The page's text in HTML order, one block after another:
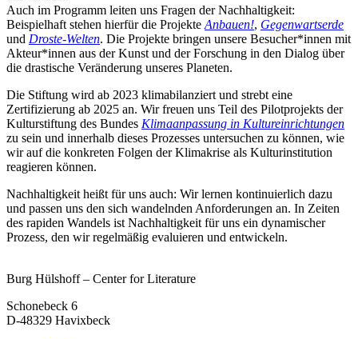
Auch im Programm leiten uns Fragen der Nachhaltigkeit:
Beispielhaft stehen hierfür die Projekte Anbauen!, Gegenwartserde
und Droste-Welten. Die Projekte bringen unsere Besucher*innen mit
Akteur*innen aus der Kunst und der Forschung in den Dialog über
die drastische Veränderung unseres Planeten.
Die Stiftung wird ab 2023 klimabilanziert und strebt eine
Zertifizierung ab 2025 an. Wir freuen uns Teil des Pilotprojekts der
Kulturstiftung des Bundes Klimaanpassung in Kultureinrichtungen
zu sein und innerhalb dieses Prozesses untersuchen zu können, wie
wir auf die konkreten Folgen der Klimakrise als Kulturinstitution
reagieren können.
Nachhaltigkeit heißt für uns auch: Wir lernen kontinuierlich dazu
und passen uns den sich wandelnden Anforderungen an. In Zeiten
des rapiden Wandels ist Nachhaltigkeit für uns ein dynamischer
Prozess, den wir regelmäßig evaluieren und entwickeln.
Burg Hülshoff – Center for Literature
Schonebeck 6
D-48329 Havixbeck